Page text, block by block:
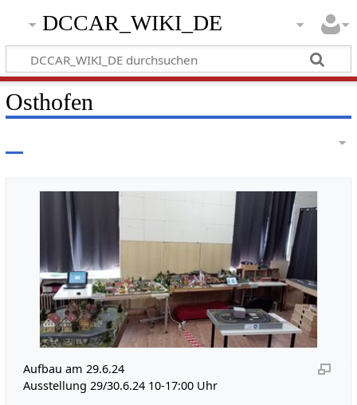
DCCAR_WIKI_DE
Osthofen
Aufbau am 29.6.24
Ausstellung 29/30.6.24 10-17:00 Uhr